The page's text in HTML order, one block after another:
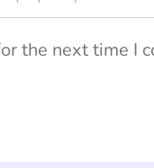
the next time I